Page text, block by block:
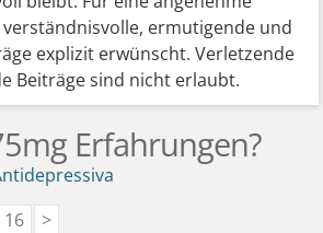
ermutigende und
explizit erwünscht. Verletzende
Beiträge sind nicht erlaubt.
Erfahrungen?
16 >